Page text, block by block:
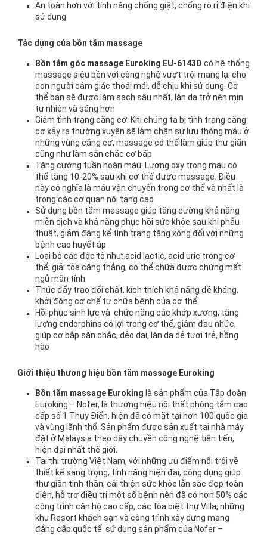
An toàn hơn với tính năng chống giật, chống rò rỉ điện khi
sử dụng
Tác dụng của bồn tắm massage
Bồn tắm góc massage Euroking EU-6143D có hệ thống
massage siêu bền với công nghệ vượt trội mang lại cho
con người cảm giác thoải mái, dễ chịu khi sử dụng. Cơ
thể bạn sẽ được làm sạch sâu nhất, làn da trở nên mịn
tự nhiên và sáng hơn
Giảm tình trạng căng cơ: Khi chúng ta bị tình trạng căng
cơ xảy ra thường xuyên sẽ làm chận sự lưu thông máu ở
những vùng căng cơ, massage có thể làm giúp thư giãn
cũng như làm săn chắc cơ bắp
Tăng cường tuần hoàn máu: Lượng oxy trong máu có
thể tăng 10-20% sau khi cơ thể được massage. Điều
này có nghĩa là máu vận chuyển trong cơ thể và nhất là
trong các cơ quan nội tạng cao
Sử dụng bồn tắm massage giúp tăng cường khả năng
miễn dịch và khả năng phục hồi sức khỏe sau khi phẫu
thuật, giảm đáng kể tình trạng tăng xông đối với những
bệnh cao huyết áp
Loại bỏ các độc tố như: acid lactic, acid uric trong cơ
thể; giải tỏa căng thẳng, có thể chữa được chứng mất
ngủ mãn tính
Thúc đẩy trao đổi chất, kích thích khả năng đề kháng,
khởi động cơ chế tự chữa bệnh của cơ thể
Hồi phục sinh lực và chức năng các khớp xương, tăng
lượng endorphins có lợi trong cơ thể, giảm đau nhức,
giúp cơ bắp săn chắc, dẻo dai, làn da dẻ tươi trẻ, hồng
hào
Giới thiệu thương hiệu bồn tắm massage Euroking
Bồn tắm massage Euroking là sản phẩm của Tập đoàn
Euroking – Nofer, là thương hiệu nội thất phòng tắm cao
cấp số 1 Thụy Điển, hiện đã có mặt tại hơn 100 quốc gia
và vùng lãnh thổ. Sản phẩm được sản xuất tại nhà máy
đặt ở Malaysia theo dây chuyền công nghệ tiên tiến,
hiện đại nhất thế giới.
Tại thị trường Việt Nam, với những ưu điểm nổi trội về
thiết kế sang trọng, tính năng hiện đại, công dụng giúp
thư giãn tinh thần, cải thiện sức khỏe lẫn sắc đẹp toàn
diện, hỗ trợ điều trị một số bệnh nên đã có hơn 50% các
công trình căn hộ cao cấp, các tòa biệt thự Villa, những
khu Resort khách sạn và công trình xây dựng mang
đẳng cấp quốc tế sử dụng sản phẩm của Nofer –